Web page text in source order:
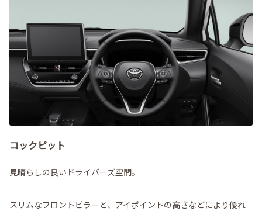
コックピット
見晴らしの良いドライバーズ空間。
スリムなフロントピラーと、アイポイントの高さなどにより優れ